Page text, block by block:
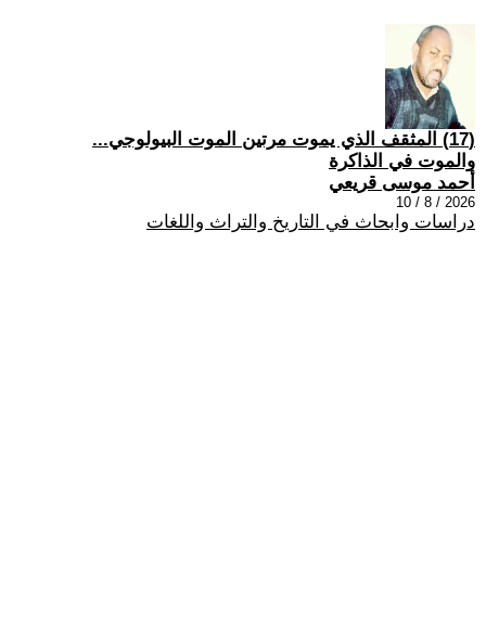
(17) المثقف الذي يموت مرتين الموت البيولوجي...
والموت في الذاكرة
أحمد موسى قريعي
2026 / 8 / 10
دراسات وابحاث في التاريخ والتراث واللغات